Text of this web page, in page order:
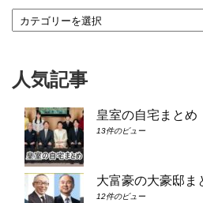
人気記事
皇室の自宅まとめ
13件のビュー
大富豪の大豪邸ま
12件のビュー